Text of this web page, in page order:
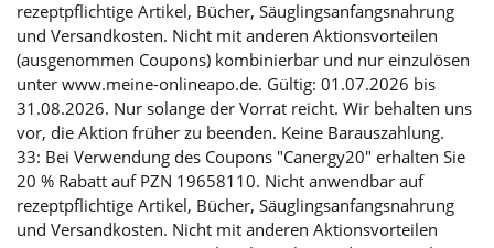
rezeptpflichtige Artikel, Bücher, Säuglingsanfangsnahrung
und Versandkosten. Nicht mit anderen Aktionsvorteilen
(ausgenommen Coupons) kombinierbar und nur einzulösen
unter www.meine-onlineapo.de. Gültig: 01.07.2026 bis
31.08.2026. Nur solange der Vorrat reicht. Wir behalten uns
vor, die Aktion früher zu beenden. Keine Barauszahlung.
33: Bei Verwendung des Coupons "Canergy20" erhalten Sie
20 % Rabatt auf PZN 19658110. Nicht anwendbar auf
rezeptpflichtige Artikel, Bücher, Säuglingsanfangsnahrung
und Versandkosten. Nicht mit anderen Aktionsvorteilen